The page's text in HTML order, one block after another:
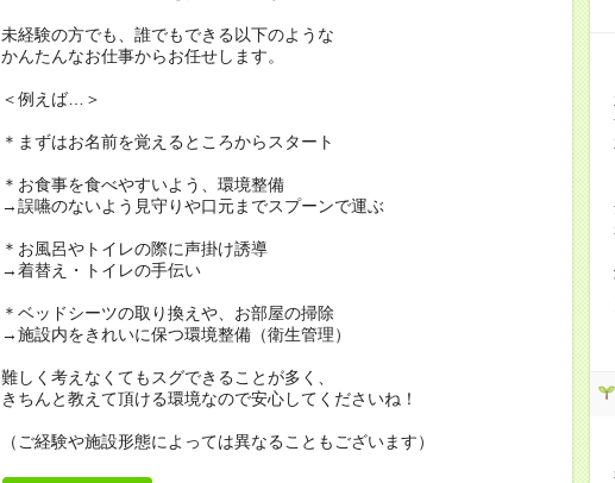
未経験の方でも、誰でもできる以下のような
かんたんなお仕事からお任せします。
＜例えば…＞
＊まずはお名前を覚えるところからスタート
＊お食事を食べやすいよう、環境整備
→誤嚥のないよう見守りや口元までスプーンで運ぶ
＊お風呂やトイレの際に声掛け誘導
→着替え・トイレの手伝い
＊ベッドシーツの取り換えや、お部屋の掃除
→施設内をきれいに保つ環境整備（衛生管理）
難しく考えなくてもスグできることが多く、
きちんと教えて頂ける環境なので安心してくださいね！
（ご経験や施設形態によっては異なることもございます）